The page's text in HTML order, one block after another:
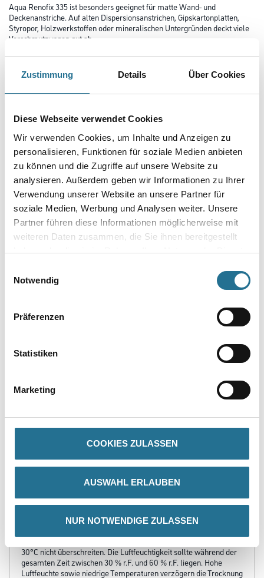
Zustimmung Details Über Cookies
Diese Webseite verwendet Cookies
Wir verwenden Cookies, um Inhalte und Anzeigen zu
personalisieren, Funktionen für soziale Medien anbieten
zu können und die Zugriffe auf unsere Website zu
analysieren. Außerdem geben wir Informationen zu Ihrer
Verwendung unserer Website an unsere Partner für
soziale Medien, Werbung und Analysen weiter. Unsere
Partner führen diese Informationen möglicherweise mit
weiteren Daten zusammen, die Sie ihnen bereitgestellt
haben oder die sie im Rahmen Ihrer Nutzung der Dienste
Notwendig
Präferenzen
Statistiken
Marketing
COOKIES ZULASSEN
AUSWAHL ERLAUBEN
NUR NOTWENDIGE ZULASSEN
Aqua Renofix 335 ist besonders geeignet für matte Wand- und
Deckenanstriche. Auf alten Dispersionsanstrichen, Gipskartonplatten,
Styropor, Holzwerkstoffen oder mineralischen Untergründen deckt viele
Verschmutzungen gut ab.
Gebinde
Umrechnungsfaktoren
Produkteigenschaft
- Schnelle Überarbeitbarkeit nach 4 Std.
- Sehr gutes Deckvermögen auch von wasserlöslichen
- Wasserverdünnbar
- Mit gängigen Farbtonkonzentraten im Pastellbereich abtönbar
Verarbeitungstemp./Luftfeuchte
Während der gesamten Verarbeitungs- und Trocknungszeit darf
und
30°C nicht überschreiten. Die Luftfeuchtigkeit sollte während der
gesamten Zeit zwischen 30 % r.F. und 60 % r.F. liegen. Hohe
Luftfeuchte sowie niedrige Temperaturen verzögern die Trocknung